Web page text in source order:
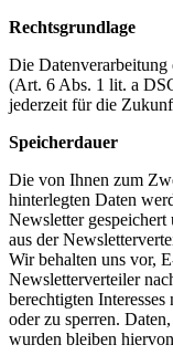
Rechtsgrundlage
Die
(Art. 6 Abs. 1 lit. a
jederzeit für die
Speicherdauer
Die von Ihnen zum
hinterlegten Daten
Newsletter
aus der
Wir behalten uns vor,
Newsletterverteiler
berechtigten
oder zu sperren.
wurden bleiben